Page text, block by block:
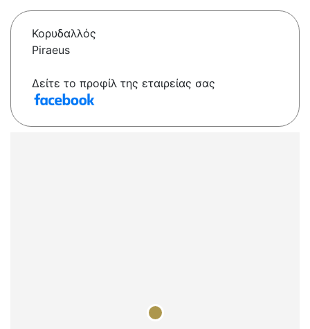
Κορυδαλλός
Piraeus
Δείτε το προφίλ της εταιρείας σας